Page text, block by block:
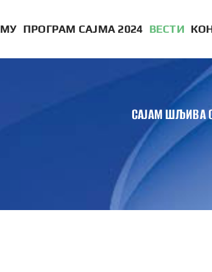
ПРОГРАМ САЈМА 2024 ВЕСТИ
САЈАМ ШЉИВА